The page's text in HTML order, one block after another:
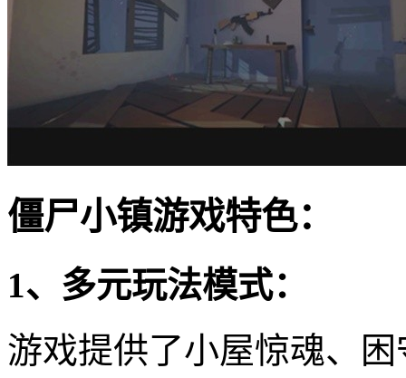
僵尸小镇游戏特色：
1、多元玩法模式：
游戏提供了小屋惊魂、